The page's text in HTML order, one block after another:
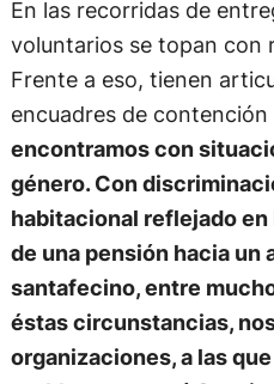
En las recorridas de
voluntarios se topan con
Frente a eso, tienen
encuadres de
encontramos con
género. Con
habitacional reflejado
de una pensión hacia un
santafecino, entre
éstas circunstancias,
organizaciones, a las